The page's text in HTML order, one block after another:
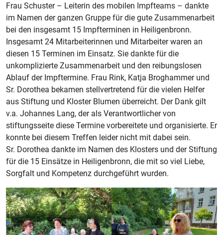
Frau Schuster – Leiterin des mobilen Impfteams – dankte
im Namen der ganzen Gruppe für die gute Zusammenarbeit
bei den insgesamt 15 Impfterminen in Heiligenbronn.
Insgesamt 24 Mitarbeiterinnen und Mitarbeiter waren an
diesen 15 Terminen im Einsatz. Sie dankte für die
unkomplizierte Zusammenarbeit und den reibungslosen
Ablauf der Impftermine. Frau Rink, Katja Broghammer und
Sr. Dorothea bekamen stellvertretend für die vielen Helfer
aus Stiftung und Kloster Blumen überreicht. Der Dank gilt
v.a. Johannes Lang, der als Verantwortlicher von
stiftungsseite diese Termine vorbereitete und organisierte. Er
konnte bei diesem Treffen leider nicht mit dabei sein.
Sr. Dorothea dankte im Namen des Klosters und der Stiftung
für die 15 Einsätze in Heiligenbronn, die mit so viel Liebe,
Sorgfalt und Kompetenz durchgeführt wurden.